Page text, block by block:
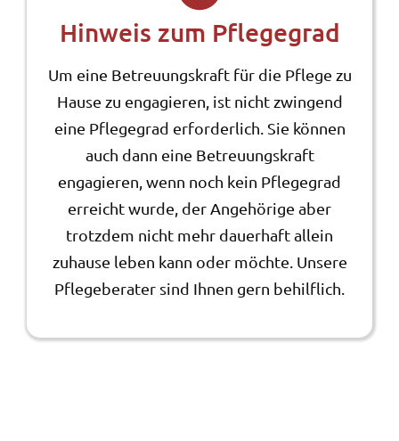
Hinweis zum Pflegegrad
Um eine Betreuungskraft für die Pflege zu
Hause zu engagieren, ist nicht zwingend
eine Pflegegrad erforderlich. Sie können
auch dann eine Betreuungskraft
engagieren, wenn noch kein Pflegegrad
erreicht wurde, der Angehörige aber
trotzdem nicht mehr dauerhaft allein
zuhause leben kann oder möchte. Unsere
Pflegeberater sind Ihnen gern behilflich.